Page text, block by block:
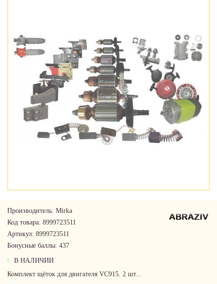
Производитель: Mirka
Код товара: 8999723511
Артикул: 8999723511
Бонусные баллы: 437
В НАЛИЧИИ
Комплект щёток для двигателя VC915. 2 шт...